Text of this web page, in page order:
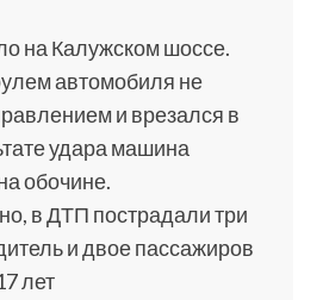
на Калужском шоссе.
автомобиля не
и врезался в
удара машина
обочине.
в ДТП пострадали три
и двое пассажиров
лет